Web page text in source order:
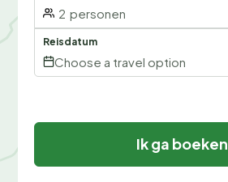
2 personen
Reisdatum
Choose a travel option
Ik ga boeken